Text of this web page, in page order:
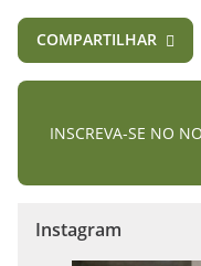
COMPARTILHAR
INSCREVA-SE NO
Instagram